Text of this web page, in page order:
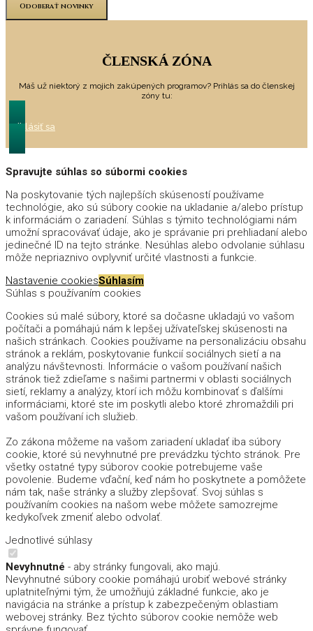
Odoberať novinky
ČLENSKÁ ZÓNA
Máš už niektorý z mojich zakúpených programov? Prihlás sa do členskej
zóny tu:
Prihlásiť sa
Spravujte súhlas so súbormi cookies
Na poskytovanie tých najlepších skúseností používame
technológie, ako sú súbory cookie na ukladanie a/alebo prístup
k informáciám o zariadení. Súhlas s týmito technológiami nám
umožní spracovávať údaje, ako je správanie pri prehliadaní alebo
jedinečné ID na tejto stránke. Nesúhlas alebo odvolanie súhlasu
môže nepriaznivo ovplyvniť určité vlastnosti a funkcie.
Nastavenie cookiesSúhlasím
Súhlas s používaním cookies
Cookies sú malé súbory, ktoré sa dočasne ukladajú vo vašom
počítači a pomáhajú nám k lepšej užívateľskej skúsenosti na
našich stránkach. Cookies používame na personalizáciu obsahu
stránok a reklám, poskytovanie funkcií sociálnych sietí a na
analýzu návštevnosti. Informácie o vašom používaní našich
stránok tiež zdieľame s našimi partnermi v oblasti sociálnych
sietí, reklamy a analýzy, ktorí ich môžu kombinovať s ďalšími
informáciami, ktoré ste im poskytli alebo ktoré zhromaždili pri
vašom používaní ich služieb.
Zo zákona môžeme na vašom zariadení ukladať iba súbory
cookie, ktoré sú nevyhnutné pre prevádzku týchto stránok. Pre
všetky ostatné typy súborov cookie potrebujeme vaše
povolenie. Budeme vďační, keď nám ho poskytnete a pomôžete
nám tak, naše stránky a služby zlepšovať. Svoj súhlas s
používaním cookies na našom webe môžete samozrejme
kedykoľvek zmeniť alebo odvolať.
Jednotlivé súhlasy
Nevyhnutné - aby stránky fungovali, ako majú.
Nevyhnutné súbory cookie pomáhajú urobiť webové stránky
uplatniteľnými tým, že umožňujú základné funkcie, ako je
navigácia na stránke a prístup k zabezpečeným oblastiam
webovej stránky. Bez týchto súborov cookie nemôže web